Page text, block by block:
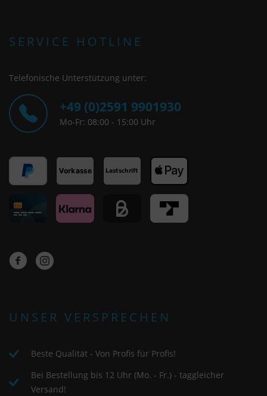
SERVICE HOTLINE
Telefonische Unterstützung unter:
+49 (0)2591 9901930
Mo-Fr: 08:00 - 15:00 Uhr
UNSER VERSPRECHEN
Beste Qualität - Von Profis für Profis!
Bei Bestellung bis 12 Uhr (Mo. - Fr.) - taggleicher
Versand!